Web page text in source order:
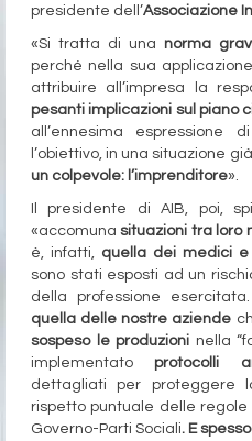
presidente dell’Associazione
«Si tratta di una norma
perché nella sua
attribuire all’impresa la
pesanti implicazioni sul piano
all’ennesima espressione
l’obiettivo, in una situazione
un colpevole: l’imprenditore».
Il presidente di AIB, poi,
«accomunasituazioni tra loro
è, infatti, quella dei medici
sono stati esposti ad un
della professione
quella delle nostre aziende
sospeso le produzioni nella
implementato protocolli
dettagliati per proteggere
rispetto puntuale delle
Governo-Parti Sociali. E